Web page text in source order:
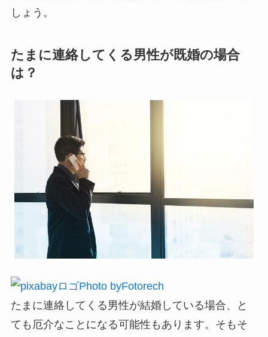
しょう。
たまに連絡してくる男性が既婚の場合
は？
Photo byFotorech
たまに連絡してくる男性が結婚している場合、と
ても厄介なことになる可能性もあります。そもそ